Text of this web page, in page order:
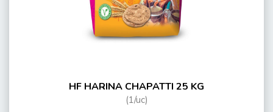
HF HARINA CHAPATTI 25 KG
(1/uc)